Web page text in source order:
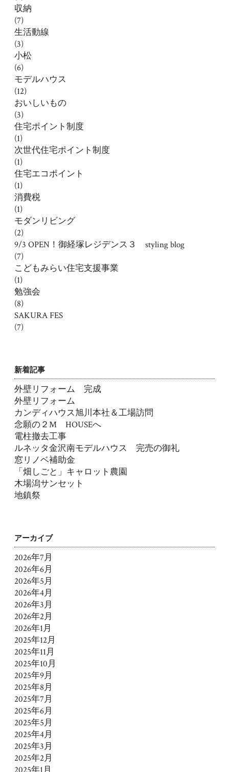
収納
(7)
生活動線
(3)
小松
(6)
モデルハウス
(12)
おいしいもの
(3)
住宅ポイント制度
(1)
次世代住宅ポイント制度
(1)
住宅エコポイント
(1)
消費税
(1)
モダンリビング
(2)
9/3 OPEN！御経塚レジデンス３ styling blog
(7)
こどもみらい住宅支援事業
(1)
勉強会
(8)
SAKURA FES
(7)
新着記事
外壁リフォーム 完成
外壁リフォーム
カンディハウス旭川本社＆工場訪問
念願の２M HOUSEへ
電柱撤去工事
ルネッタ金沢南モデルハウス 完売の御礼
窓リノベ補助金
「畑しごと」キャロット農園
木場潟サンセット
地鎮祭
アーカイブ
2026年7月
2026年6月
2026年5月
2026年4月
2026年3月
2026年2月
2026年1月
2025年12月
2025年11月
2025年10月
2025年9月
2025年8月
2025年7月
2025年6月
2025年5月
2025年4月
2025年3月
2025年2月